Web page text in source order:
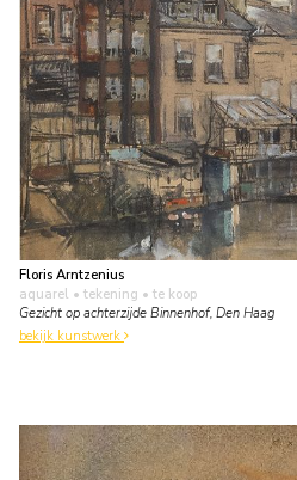
Floris Arntzenius
aquarel • tekening • te koop
Gezicht op achterzijde Binnenhof, Den Haag
bekijk kunstwerk